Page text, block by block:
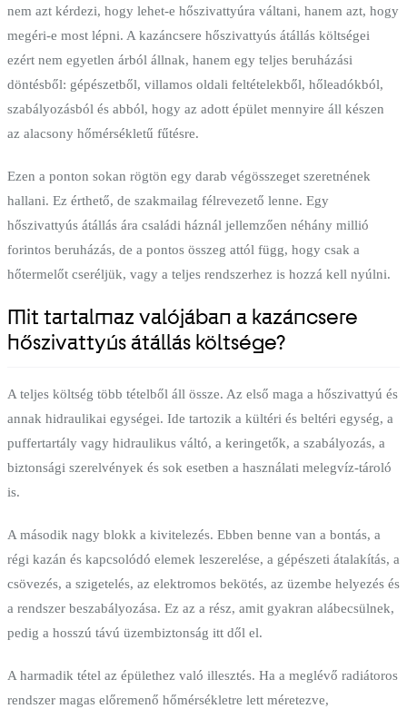
nem azt kérdezi, hogy lehet-e hőszivattyúra váltani, hanem azt, hogy
megéri-e most lépni. A kazáncsere hőszivattyús átállás költségei
ezért nem egyetlen árból állnak, hanem egy teljes beruházási
döntésből: gépészetből, villamos oldali feltételekből, hőleadókból,
szabályozásból és abból, hogy az adott épület mennyire áll készen
az alacsony hőmérsékletű fűtésre.
Ezen a ponton sokan rögtön egy darab végösszeget szeretnének
hallani. Ez érthető, de szakmailag félrevezető lenne. Egy
hőszivattyús átállás ára családi háznál jellemzően néhány millió
forintos beruházás, de a pontos összeg attól függ, hogy csak a
hőtermelőt cseréljük, vagy a teljes rendszerhez is hozzá kell nyúlni.
Mit tartalmaz valójában a kazáncsere
hőszivattyús átállás költsége?
A teljes költség több tételből áll össze. Az első maga a hőszivattyú és
annak hidraulikai egységei. Ide tartozik a kültéri és beltéri egység, a
puffertartály vagy hidraulikus váltó, a keringetők, a szabályozás, a
biztonsági szerelvények és sok esetben a használati melegvíz-tároló
is.
A második nagy blokk a kivitelezés. Ebben benne van a bontás, a
régi kazán és kapcsolódó elemek leszerelése, a gépészeti átalakítás, a
csövezés, a szigetelés, az elektromos bekötés, az üzembe helyezés és
a rendszer beszabályozása. Ez az a rész, amit gyakran alábecsülnek,
pedig a hosszú távú üzembiztonság itt dől el.
A harmadik tétel az épülethez való illesztés. Ha a meglévő radiátoros
rendszer magas előremenő hőmérsékletre lett méretezve,